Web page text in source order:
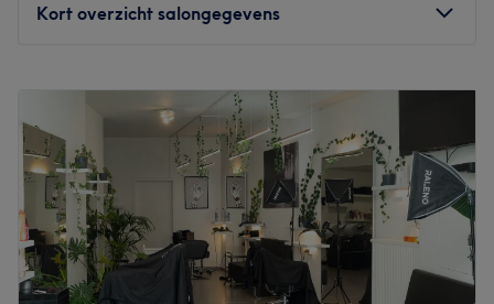
Kort overzicht salongegevens
08:00
Donderdag
08:00–20:00
Vrijdag
08:00 –20:00
Zaterdag
08:00 –20:00
Zondag
08:00 20:00
Anastasiia Kapsalon, Gent is een salon waar zorg en